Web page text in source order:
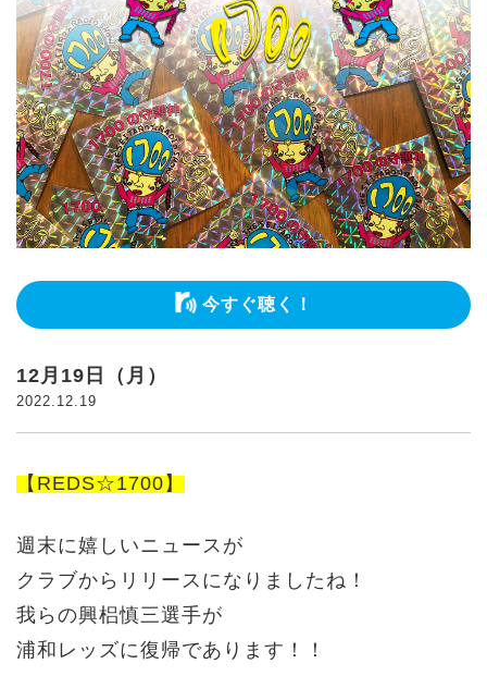
今すぐ聴く！
12月19日（月）
2022.12.19
【REDS☆1700】
週末に嬉しいニュースが
クラブからリリースになりましたね！
我らの興梠慎三選手が
浦和レッズに復帰であります！！